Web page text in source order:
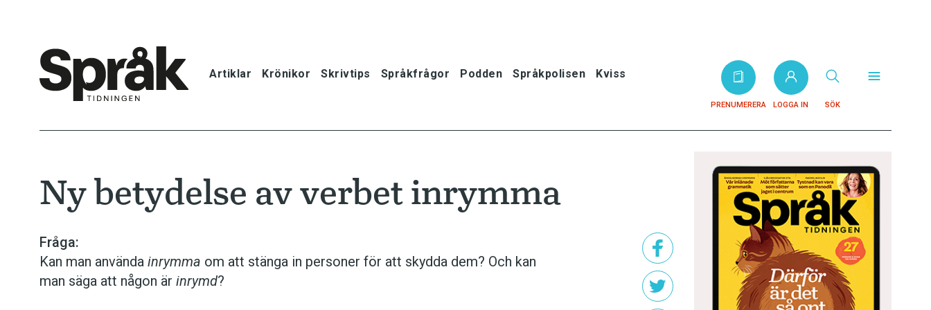
Artiklar Krönikor Skrivtips Språkfrågor Podden Språkpolisen Kviss
PRENUMERERA LOGGA IN SÖK
Krönikor
Skrivtips
Ny betydelse av verbet inrymma
Fråga:
Kan man använda inrymma om att stänga in personer för att skydda dem? Och kan
man säga att någon är inrymd?